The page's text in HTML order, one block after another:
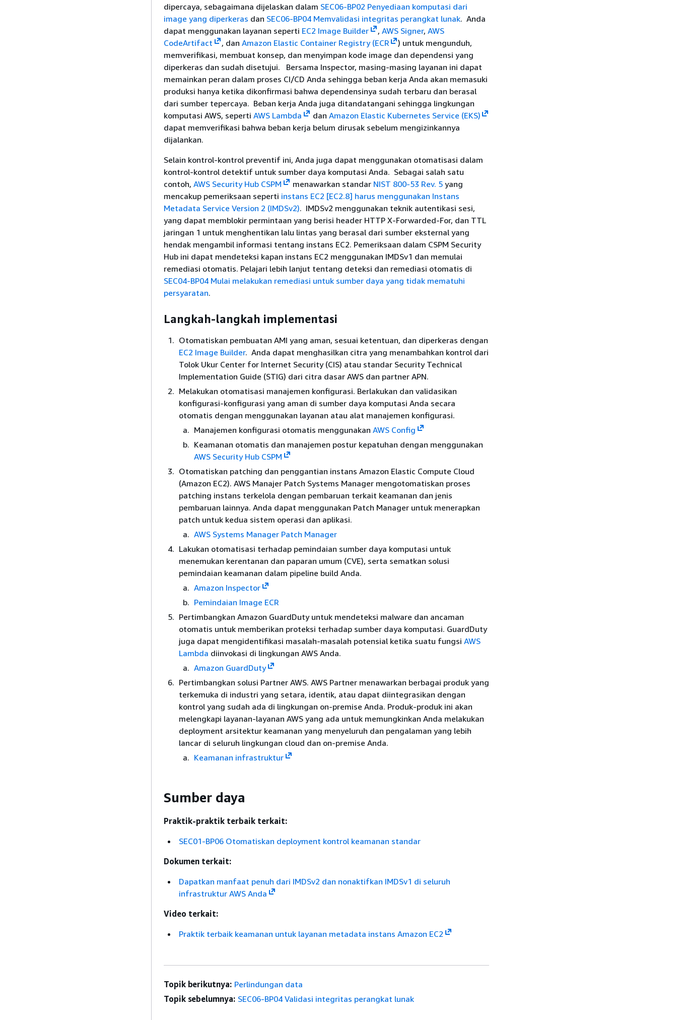
dipercaya, sebagaimana dijelaskan dalam SEC06-BP02 Penyediaan komputasi dari
image yang diperkeras dan SEC06-BP04 Memvalidasi integritas perangkat lunak. Anda
dapat menggunakan layanan seperti EC2 Image Builder , AWS Signer, AWS
CodeArtifact
, dan Amazon Elastic Container Registry (ECR
) untuk mengunduh,
memverifikasi, membuat konsep, dan menyimpan kode image dan dependensi yang
diperkeras dan sudah disetujui. Bersama Inspector, masing-masing layanan ini dapat
memainkan peran dalam proses CI/CD Anda sehingga beban kerja Anda akan memasuki
produksi hanya ketika dikonfirmasi bahwa dependensinya sudah terbaru dan berasal
dari sumber tepercaya. Beban kerja Anda juga ditandatangani sehingga lingkungan
komputasi AWS, seperti AWS Lambda dan Amazon Elastic Kubernetes Service (EKS)
dapat memverifikasi bahwa beban kerja belum dirusak sebelum mengizinkannya
dijalankan.
Selain kontrol-kontrol preventif ini, Anda juga dapat menggunakan otomatisasi dalam
kontrol-kontrol detektif untuk sumber daya komputasi Anda. Sebagai salah satu
contoh, AWS Security Hub CSPM menawarkan standar NIST 800-53 Rev. 5yang
mencakup pemeriksaan seperti instans EC2 [EC2.8] harus menggunakan Instans
Metadata Service Version 2 (IMDSv2). IMDSv2 menggunakan teknik autentikasi sesi,
yang dapat memblokir permintaan yang berisi header HTTP X-Forwarded-For, dan TTL
jaringan 1 untuk menghentikan lalu lintas yang berasal dari sumber eksternal yang
hendak mengambil informasi tentang instans EC2. Pemeriksaan dalam CSPM Security
Hub ini dapat mendeteksi kapan instans EC2 menggunakan IMDSv1 dan memulai
remediasi otomatis. Pelajari lebih lanjut tentang deteksi dan remediasi otomatis di
SEC04-BP04 Mulai melakukan remediasi untuk sumber daya yang tidak mematuhi
persyaratan.
Langkah-langkah implementasi
Otomatiskan pembuatan AMI yang aman, sesuai ketentuan, dan diperkeras dengan
EC2 Image Builder. Anda dapat menghasilkan citra yang menambahkan kontrol dari
Tolok Ukur Center for Internet Security (CIS) atau standar Security Technical
Implementation Guide (STIG) dari citra dasar AWS dan partner APN.
Melakukan otomatisasi manajemen konfigurasi. Berlakukan dan validasikan
konfigurasi-konfigurasi yang aman di sumber daya komputasi Anda secara
otomatis dengan menggunakan layanan atau alat manajemen konfigurasi.
Manajemen konfigurasi otomatis menggunakan AWS Config
Keamanan otomatis dan manajemen postur kepatuhan dengan menggunakan
AWS Security Hub CSPM
Otomatiskan patching dan penggantian instans Amazon Elastic Compute Cloud
(Amazon EC2). AWS Manajer Patch Systems Manager mengotomatiskan proses
patching instans terkelola dengan pembaruan terkait keamanan dan jenis
pembaruan lainnya. Anda dapat menggunakan Patch Manager untuk menerapkan
patch untuk kedua sistem operasi dan aplikasi.
AWS Systems Manager Patch Manager
Lakukan otomatisasi terhadap pemindaian sumber daya komputasi untuk
menemukan kerentanan dan paparan umum (CVE), serta sematkan solusi
pemindaian keamanan dalam pipeline build Anda.
Amazon Inspector
Pemindaian Image ECR
Pertimbangkan Amazon GuardDuty untuk mendeteksi malware dan ancaman
otomatis untuk memberikan proteksi terhadap sumber daya komputasi. GuardDuty
juga dapat mengidentifikasi masalah-masalah potensial ketika suatu fungsi AWS
Lambda diinvokasi di lingkungan AWS Anda.
Amazon GuardDuty
Pertimbangkan solusi Partner AWS. AWS Partner menawarkan berbagai produk yang
terkemuka di industri yang setara, identik, atau dapat diintegrasikan dengan
kontrol yang sudah ada di lingkungan on-premise Anda. Produk-produk ini akan
melengkapi layanan-layanan AWS yang ada untuk memungkinkan Anda melakukan
deployment arsitektur keamanan yang menyeluruh dan pengalaman yang lebih
lancar di seluruh lingkungan cloud dan on-premise Anda.
Keamanan infrastruktur
Sumber daya
Praktik-praktik terbaik terkait:
SEC01-BP06 Otomatiskan deployment kontrol keamanan standar
Dokumen terkait:
Dapatkan manfaat penuh dari IMDSv2 dan nonaktifkan IMDSv1 di seluruh
infrastruktur AWS Anda
Video terkait:
Praktik terbaik keamanan untuk layanan metadata instans Amazon EC2
Topik berikutnya: Perlindungan data
Topik sebelumnya: SEC06-BP04 Validasi integritas perangkat lunak